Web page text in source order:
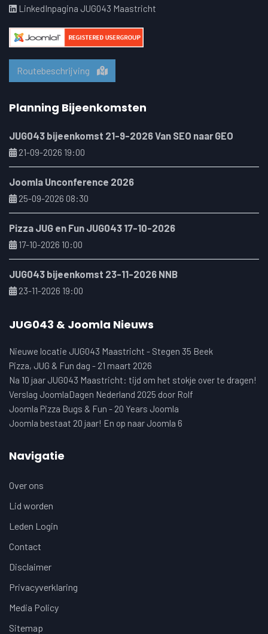
LinkedInpagina JUG043 Maastricht
Routebeschrijving
Planning Bijeenkomsten
JUG043 bijeenkomst 21-9-2026 Van SEO naar GEO
21-09-2026 19:00
Joomla Unconference 2026
25-09-2026 08:30
Pizza JUG en Fun JUG043 17-10-2026
17-10-2026 10:00
JUG043 bijeenkomst 23-11-2026 NNB
23-11-2026 19:00
JUG043 & Joomla Nieuws
Nieuwe locatie JUG043 Maastricht - Stegen 35 Beek
Pizza, JUG & Fun dag - 21 maart 2026
Na 10 jaar JUG043 Maastricht: tijd om het stokje over te dragen!
Verslag JoomlaDagen Nederland 2025 door Rolf
Joomla Pizza Bugs & Fun - 20 Years Joomla
Joomla bestaat 20 jaar! En op naar Joomla 6
Navigatie
Over ons
Lid worden
Leden Login
Contact
Disclaimer
Privacyverklaring
Media Policy
Sitemap